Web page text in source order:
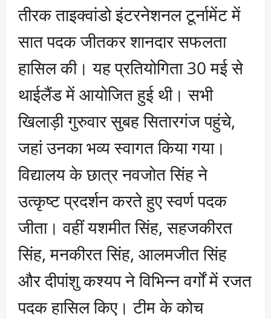
तीरक ताइक्वांडो इंटरनेशनल टूर्नामेंट में
सात पदक जीतकर शानदार सफलता
हासिल की। यह प्रतियोगिता 30 मई से
थाईलैंड में आयोजित हुई थी। सभी
खिलाड़ी गुरुवार सुबह सितारगंज पहुंचे,
जहां उनका भव्य स्वागत किया गया।
विद्यालय के छात्र नवजोत सिंह ने
उत्कृष्ट प्रदर्शन करते हुए स्वर्ण पदक
जीता। वहीं यशमीत सिंह, सहजकीरत
सिंह, मनकीरत सिंह, आलमजीत सिंह
और दीपांशु कश्यप ने विभिन्न वर्गों में रजत
पदक हासिल किए। टीम के कोच